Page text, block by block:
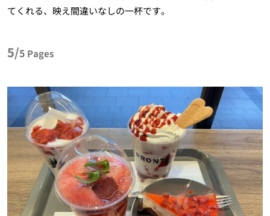
てくれる、映え間違いなしの一杯です。
5/5 Pages